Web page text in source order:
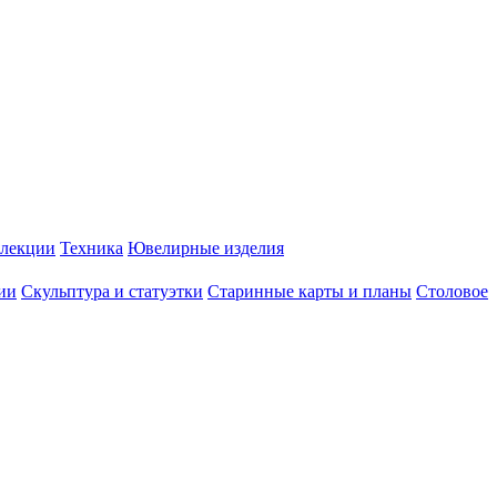
Техника Ювелирные изделия
Скульптура и статуэтки Старинные карты и планы Столовое